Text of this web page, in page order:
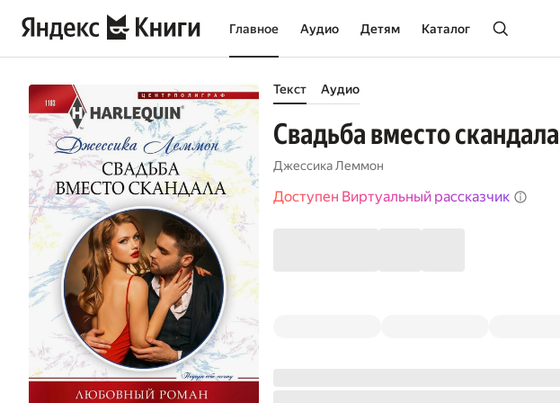
Главное Аудио Детям Каталог
Текст Аудио
Свадьба вместо скандала
Джессика Леммон
Доступен Виртуальный рассказчик